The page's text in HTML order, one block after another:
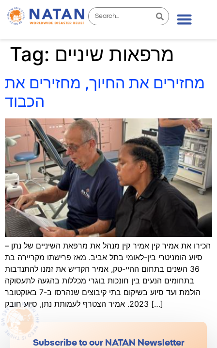
Tag: מרפאות שיניים
מחזירים את החיוך, מחזירים את
הכבוד
הכירו את אמיר קין אמיר קין מנהל את מרפאת השיניים של נתן –
סיוע הומניטרי בין-לאומי בתל אביב. מאז פרישתו מקריירה בת
36 השנים בתחום ההיי-טק, אמיר הקדיש את זמנו להתנדבות
בתחומים הנעים בין חונכות בוגרי מכללות בהגעה לתעסוקה
הולמת ועד סיוע בשיקום בתי קיבוצים שנהרסו ב-7 באוקטובר
2023. אמיר הצטרף לעמותת נתן, סיוע חובק […]
Subscribe to our NATAN Newsletter